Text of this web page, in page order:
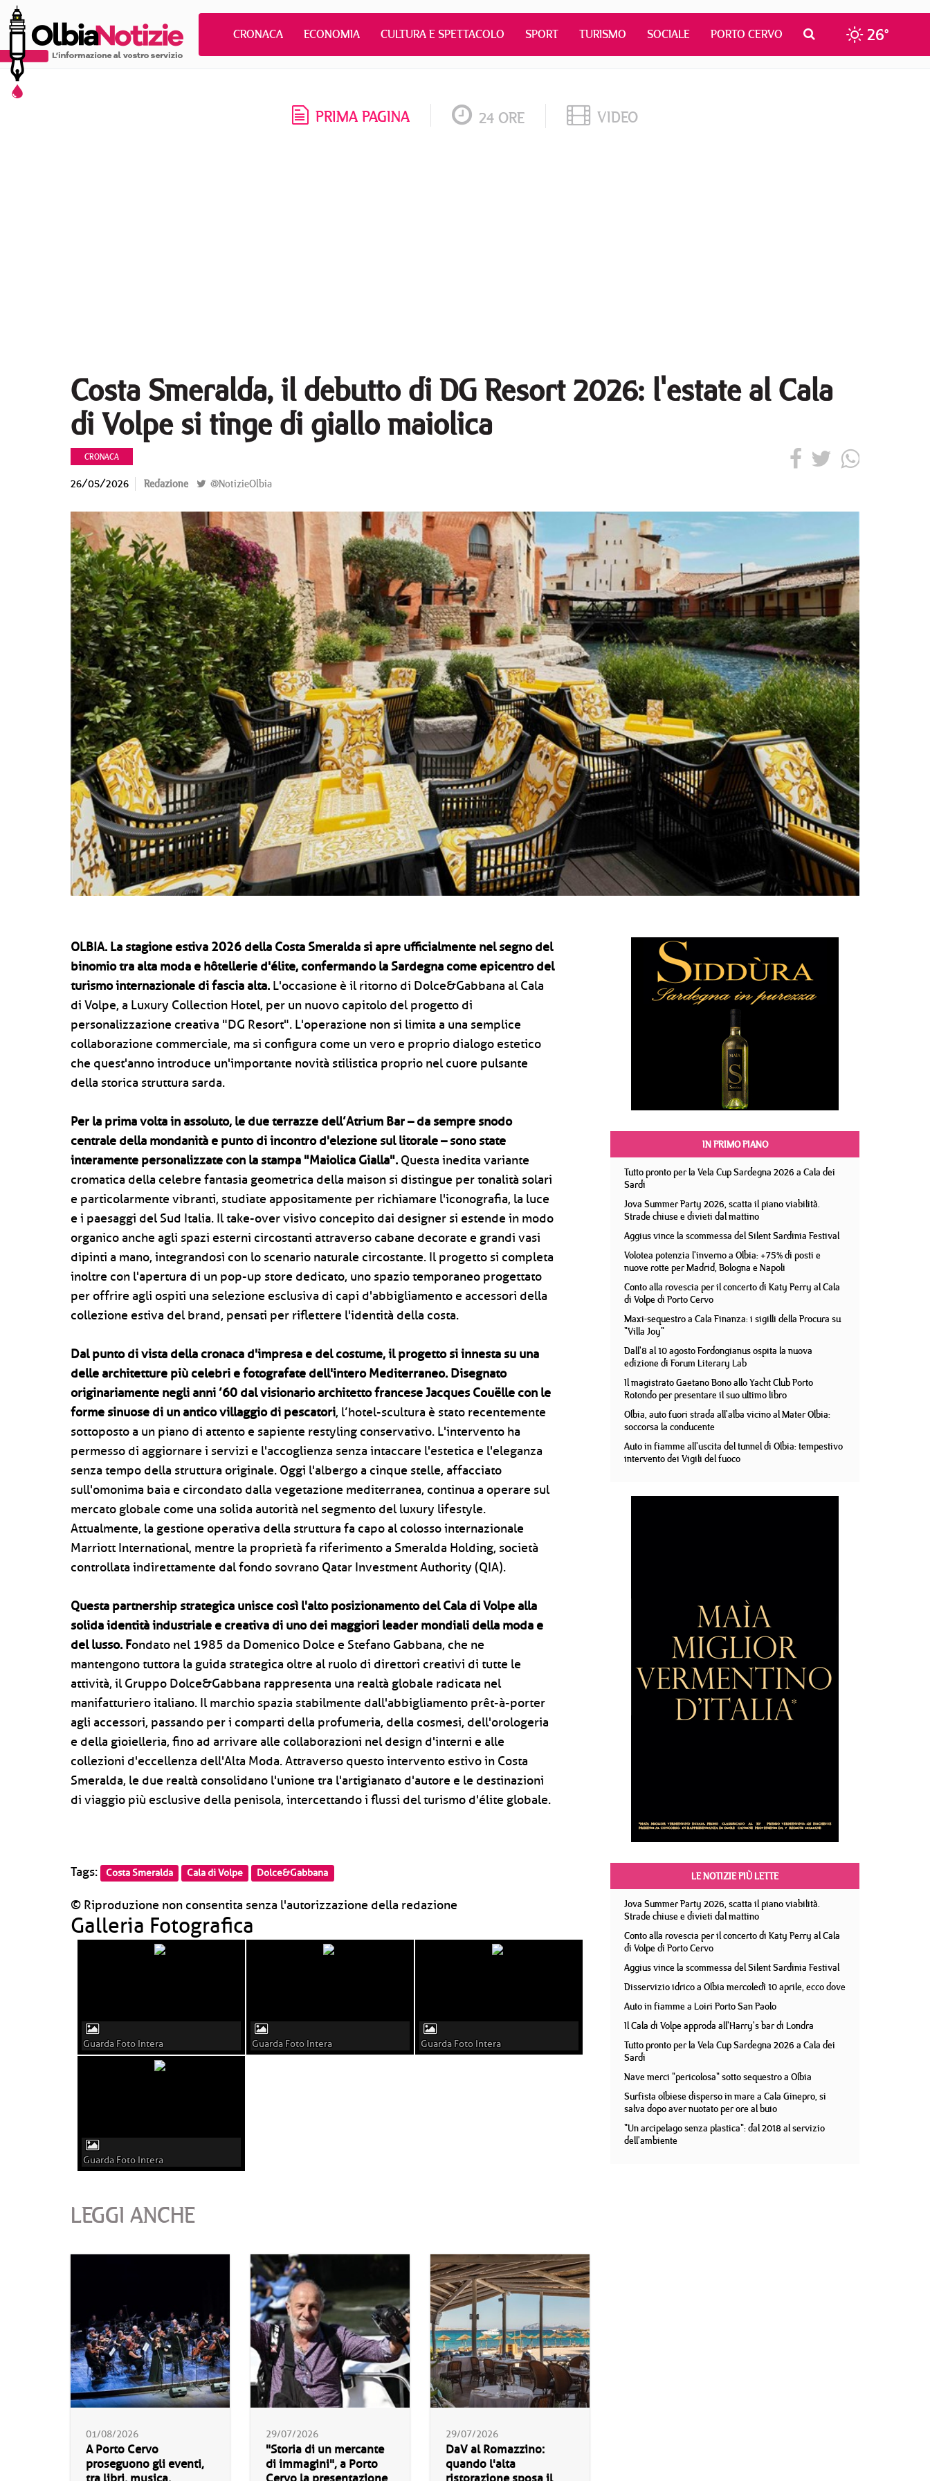
CRONACA ECONOMIA CULTURA E SPETTACOLO SPORT TURISMO SOCIALE PORTO CERVO 26°
PRIMA PAGINA 24 ORE VIDEO
Costa Smeralda, il debutto di DG Resort 2026: l'estate al Cala
di Volpe si tinge di giallo maiolica
CRONACA
26/05/2026 Redazione @NotizieOlbia
OLBIA. La stagione estiva 2026 della Costa Smeralda si apre ufficialmente nel segno del
binomio tra alta moda e hôtellerie d'élite, confermando la Sardegna come epicentro del
turismo internazionale di fascia alta. L'occasione è il ritorno di Dolce&Gabbana al Cala
di Volpe, a Luxury Collection Hotel, per un nuovo capitolo del progetto di
personalizzazione creativa "DG Resort". L'operazione non si limita a una semplice
collaborazione commerciale, ma si configura come un vero e proprio dialogo estetico
che quest'anno introduce un'importante novità stilistica proprio nel cuore pulsante
della storica struttura sarda.
Per la prima volta in assoluto, le due terrazze dell’Atrium Bar – da sempre snodo
centrale della mondanità e punto di incontro d'elezione sul litorale – sono state
interamente personalizzate con la stampa "Maiolica Gialla". Questa inedita variante
cromatica della celebre fantasia geometrica della maison si distingue per tonalità solari
e particolarmente vibranti, studiate appositamente per richiamare l'iconografia, la luce
e i paesaggi del Sud Italia. Il take-over visivo concepito dai designer si estende in modo
organico anche agli spazi esterni circostanti attraverso cabane decorate e grandi vasi
dipinti a mano, integrandosi con lo scenario naturale circostante. Il progetto si completa
inoltre con l'apertura di un pop-up store dedicato, uno spazio temporaneo progettato
per offrire agli ospiti una selezione esclusiva di capi d'abbigliamento e accessori della
collezione estiva del brand, pensati per riflettere l'identità della costa.
Dal punto di vista della cronaca d'impresa e del costume, il progetto si innesta su una
delle architetture più celebri e fotografate dell'intero Mediterraneo. Disegnato
originariamente negli anni ’60 dal visionario architetto francese Jacques Couëlle con le
forme sinuose di un antico villaggio di pescatori, l’hotel-scultura è stato recentemente
sottoposto a un piano di attento e sapiente restyling conservativo. L'intervento ha
permesso di aggiornare i servizi e l'accoglienza senza intaccare l'estetica e l'eleganza
senza tempo della struttura originale. Oggi l'albergo a cinque stelle, affacciato
sull'omonima baia e circondato dalla vegetazione mediterranea, continua a operare sul
mercato globale come una solida autorità nel segmento del luxury lifestyle.
Attualmente, la gestione operativa della struttura fa capo al colosso internazionale
Marriott International, mentre la proprietà fa riferimento a Smeralda Holding, società
controllata indirettamente dal fondo sovrano Qatar Investment Authority (QIA).
Questa partnership strategica unisce così l'alto posizionamento del Cala di Volpe alla
solida identità industriale e creativa di uno dei maggiori leader mondiali della moda e
del lusso. Fondato nel 1985 da Domenico Dolce e Stefano Gabbana, che ne
mantengono tuttora la guida strategica oltre al ruolo di direttori creativi di tutte le
attività, il Gruppo Dolce&Gabbana rappresenta una realtà globale radicata nel
manifatturiero italiano. Il marchio spazia stabilmente dall'abbigliamento prêt-à-porter
agli accessori, passando per i comparti della profumeria, della cosmesi, dell'orologeria
e della gioielleria, fino ad arrivare alle collaborazioni nel design d'interni e alle
collezioni d'eccellenza dell'Alta Moda. Attraverso questo intervento estivo in Costa
Smeralda, le due realtà consolidano l'unione tra l'artigianato d'autore e le destinazioni
di viaggio più esclusive della penisola, intercettando i flussi del turismo d'élite globale.
Tags: Costa Smeralda Cala di Volpe Dolce&Gabbana
© Riproduzione non consentita senza l'autorizzazione della redazione
Galleria Fotografica
Guarda Foto Intera Guarda Foto Intera Guarda Foto Intera
Guarda Foto Intera
LEGGI ANCHE
01/08/2026
A Porto Cervo
proseguono gli eventi,
29/07/2026
"Storia di un mercante
di immagini", a Porto
29/07/2026
DaV al Romazzino:
quando l'alta
IN PRIMO PIANO
Tutto pronto per la Vela Cup Sardegna 2026 a Cala dei
Sardi
Jova Summer Party 2026, scatta il piano viabilità.
Strade chiuse e divieti dal mattino
Aggius vince la scommessa del Silent Sardinia Festival
Volotea potenzia l'inverno a Olbia: +75% di posti e
nuove rotte per Madrid, Bologna e Napoli
Conto alla rovescia per il concerto di Katy Perry al Cala
di Volpe di Porto Cervo
Maxi-sequestro a Cala Finanza: i sigilli della Procura su
"Villa Joy"
Dall'8 al 10 agosto Fordongianus ospita la nuova
edizione di Forum Literary Lab
Il magistrato Gaetano Bono allo Yacht Club Porto
Rotondo per presentare il suo ultimo libro
Olbia, auto fuori strada all'alba vicino al Mater Olbia:
soccorsa la conducente
Auto in fiamme all'uscita del tunnel di Olbia: tempestivo
intervento dei Vigili del fuoco
LE NOTIZIE PIÙ LETTE
Jova Summer Party 2026, scatta il piano viabilità.
Strade chiuse e divieti dal mattino
Conto alla rovescia per il concerto di Katy Perry al Cala
di Volpe di Porto Cervo
Aggius vince la scommessa del Silent Sardinia Festival
Disservizio idrico a Olbia mercoledì 10 aprile, ecco dove
Auto in fiamme a Loiri Porto San Paolo
Il Cala di Volpe approda all'Harry's bar di Londra
Tutto pronto per la Vela Cup Sardegna 2026 a Cala dei
Sardi
Nave merci "pericolosa" sotto sequestro a Olbia
Surfista olbiese disperso in mare a Cala Ginepro, si
salva dopo aver nuotato per ore al buio
"Un arcipelago senza plastica": dal 2018 al servizio
dell'ambiente